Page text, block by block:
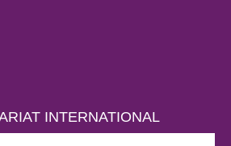
INTERNATIONAL